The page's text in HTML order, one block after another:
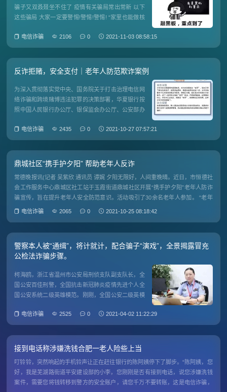
骗子又双叒叕坐不住了 疫情有关骗局常出常新 以下
这些骗局 大家一定要警惕!警惕!警惕! “家里也能做核
称 可以“快速出核酸检测结果” 不过，需要额外收费
聊天群里出现“快速出
电信诈骗 2106 0 2021-11-03 08:58:15
反诈拒赌，安全支付｜老年人防范欺诈案例
为深入贯彻落实党中央、国务院关于打击治理电信网
络诈骗和跨境赌博违法犯罪的决策部署，华夏银行按
照中国人民银行办公厅、银保监会办公厅、公安部办
活动工作要求，在全行范围内积极开展相关宣传活
动，提升人民群众对打击治理电信网络诈骗和跨境赌
博违法犯罪的认知度和反诈
电信诈骗 2435 0 2021-10-27 07:57:21
鼎城社区“携手护夕阳” 帮助老年人反诈
常德晚报讯(记者 吴紫欣 通讯员 谭娓 夕阳无限好，人间重晚晴。近日，市恒德社
会工作服务中心鼎城区社工站于玉霞街道鼎城社区开展“携手护夕阳”老年人防诈
骗宣传，旨在提升老年人安全防范意识。活动吸引了30余名老年人参加。 “老年
人诈骗案件呈高发、多发态势，电信诈骗、保健品诈骗、金融理财诈骗等五
电信诈骗 2065 0 2021-10-25 08:18:42
警察本人被“通缉”，将计就计，配合骗子“演戏”，全景揭露冒充
公检法诈骗步骤。
柯海鸥，浙江省温州市公安局刑侦支队副支队长，全
国公安百佳刑警，全国抗击新冠肺炎疫情先进个人全
国公安系统二级英雄模范。刚刚，全国公安二级英模
警官接到了诈骗电话，而且还是冒充公安警察的公检
法诈骗。事情经过2021年3月30日下午，柯警官在办
公室接到了自称互
电信诈骗 2525 0 2021-04-02 11:22:29
接到电话称涉嫌洗钱合肥一老人险些上当
叮铃铃，突然响起的手机铃声让正在赶往银行的陈阿姨停下了脚步。“陈阿姨，您
好，我是芜湖路街道平安建设部的小李，您刚刚是否有接到电话，说您涉嫌洗钱
案件，需要您将钱转移到警方的安全账户，请您千万不要转账，这是电信诈骗，